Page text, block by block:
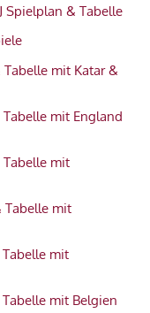
Spielplan & Tabelle
mit Katar &
mit England
Tabelle mit
Tabelle mit
mit
mit Belgien